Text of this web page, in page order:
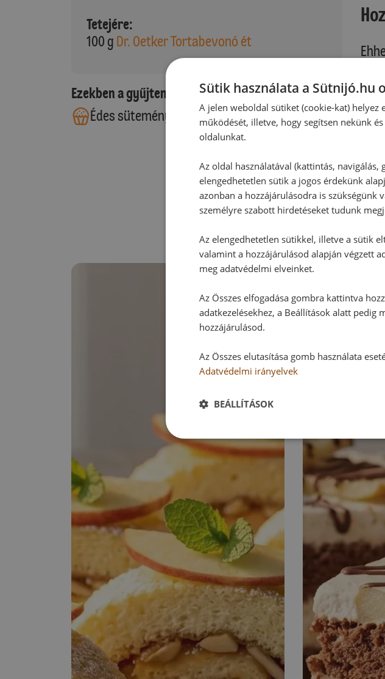
Tetejére:
100 g Dr. Oetker Tortabevonó ét
Ezekben a gyűjteményekben található:
Édes sütemények
Sütik használata a Sütnijó.hu
A jelen weboldal sütiket (cookie-kat) helyez
működését, illetve, hogy segítsen nekünk
oldalunkat.
Az oldal használatával (kattintás,
elengedhetetlen sütik a jogos érdekünk
azonban a hozzájárulásodra is szükségünk
személyre szabott hirdetéseket tudunk
Az elengedhetetlen sütikkel, illetve a sütik
valamint a hozzájárulásod alapján végzett
meg adatvédelmi elveinket.
Az Összes elfogadása gombra kattintva
adatkezelésekhez, a Beállítások alatt pedig
hozzájárulásod.
Az Összes elutasítása gomb használata
Adatvédelmi irányelvek
BEÁLLÍTÁSOK